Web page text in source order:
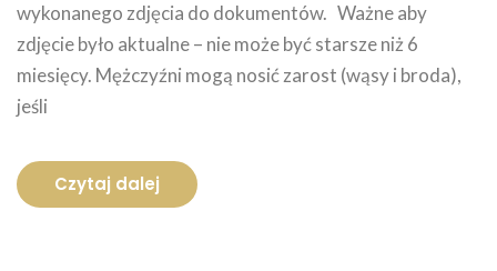
wykonanego zdjęcia do dokumentów. Ważne aby
zdjęcie było aktualne – nie może być starsze niż 6
miesięcy. Mężczyźni mogą nosić zarost (wąsy i broda),
jeśli
Czytaj dalej